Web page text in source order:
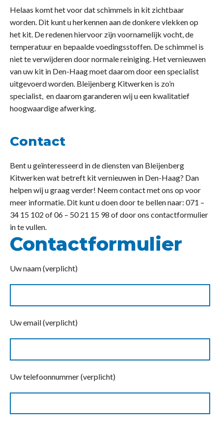
Helaas komt het voor dat schimmels in kit zichtbaar
worden. Dit kunt u herkennen aan de donkere vlekken op
het kit. De redenen hiervoor zijn voornamelijk vocht, de
temperatuur en bepaalde voedingsstoffen. De schimmel is
niet te verwijderen door normale reiniging. Het vernieuwen
van uw kit in Den-Haag moet daarom door een specialist
uitgevoerd worden. Bleijenberg Kitwerken is zo’n
specialist, en daarom garanderen wij u een kwalitatief
hoogwaardige afwerking.
Contact
Bent u geïnteresseerd in de diensten van Bleijenberg
Kitwerken wat betreft kit vernieuwen in Den-Haag? Dan
helpen wij u graag verder! Neem contact met ons op voor
meer informatie. Dit kunt u doen door te bellen naar: 071 –
34 15 102 of 06 – 50 21 15 98 of door ons contactformulier
in te vullen.
Contactformulier
Uw naam (verplicht)
Uw email (verplicht)
Uw telefoonnummer (verplicht)